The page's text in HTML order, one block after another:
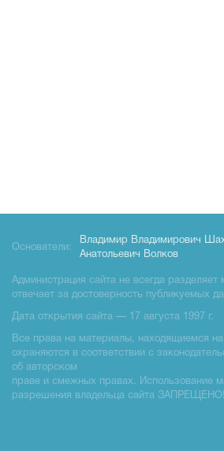
Основатели:
Владимир Владимирович
Анатольевич Волков
Администрация сайта не всегда разделяет
отвечает за достоверность публикуемых
Дата открытия сайта — 17 августа 1997 г.
Все права на материалы, находящиемся на
охраняются в соответствии с
об авторском
праве и смежных правах. Использование
разрешения владельца сайта ЗАПРЕЩЕНО!